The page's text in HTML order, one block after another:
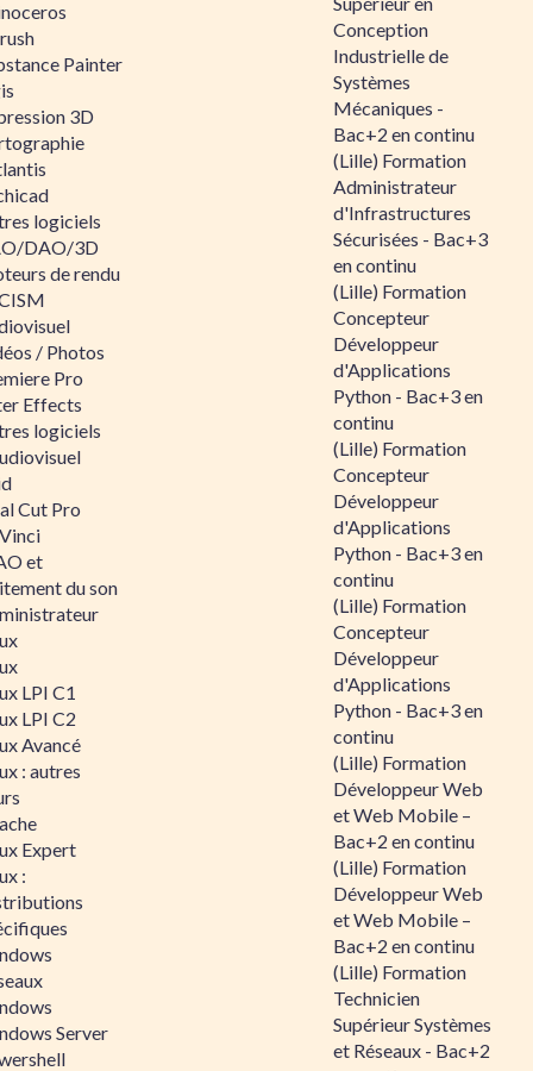
Painter
3D
logiciels
DAO/3D
de rendu
/ Photos
Pro
Effects
logiciels
Cut Pro
et
du son
LPI C1
LPI C2
Avancé
: autres
Expert
:
Server
Conception
Industrielle de
Systèmes
Mécaniques -
Bac+2 en continu
(Lille) Formation
Administrateur
d'Infrastructures
Sécurisées - Bac+3
en continu
(Lille) Formation
Concepteur
Développeur
d'Applications
Python - Bac+3 en
continu
(Lille) Formation
Concepteur
Développeur
d'Applications
Python - Bac+3 en
continu
(Lille) Formation
Concepteur
Développeur
d'Applications
Python - Bac+3 en
continu
(Lille) Formation
Développeur Web
et Web Mobile –
Bac+2 en continu
(Lille) Formation
Développeur Web
et Web Mobile –
Bac+2 en continu
(Lille) Formation
Technicien
Supérieur Systèmes
et Réseaux - Bac+2